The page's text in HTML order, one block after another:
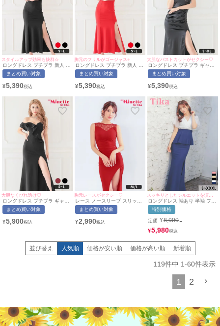
スタイルアップ効果も抜群☆
ロングドレス プチプラ 新人 タ
イト スリット セクシー ラウン
ジ ノースリーブ 半袖 胸元隠し
ャバドレス (波北かほ着用/S~L
ミネット
まとめ買い対象
¥5,390
胸元のフリルがゴージャス⭐︎
ロングドレス プチプラ 新人 タ
イト スリット セクシー ラウン
ジ ノースリーブ 半袖 胸元隠し
ス (波北かほ着用/S~Lサイズ対
まとめ買い対象
¥5,390
大胆なバストカットがセクシー♡
ロングドレス プチプラ ギャル
タイト スリット セクシー ラウ
ンジ 半袖 谷間 バストシースル
着用/S~XLサイズ対応) |
まとめ買い対象
¥5,390
大胆なくびれ透け♡
ロングドレス プチプラ ギャル
タイト オフショル セクシー ラ
ウンジ 谷間 くびれ透け ハート
(波北かほ着用/S~Lサイズ対応)
まとめ買い対象
¥5,900
胸元レースがセクシー♡
レース ノースリーブ スリット
スパンコール ウエストギャザ
ー プチプラ タイト ロングドレ
ん/キャバドレス着用)
まとめ買い対象
¥2,990
スッキリとしたシルエットを演出♡
ロングドレス 袖あり 半袖 フレ
アスリーブ カシュクール 谷間
シフォン ペプラム バイカラー
ストレッチ お腹カバー 下着の
まま スリット 高身長 タイト
大きいサイズ XL XXL 4L 白 ブ
ルー キャバドレス (黒嵜菜々子
特別価格
定価 ¥8,900→
¥5,980
並び替え 人気順 価格が安い順 価格が高い順 新着順
119件中 1-60件表示
1 2